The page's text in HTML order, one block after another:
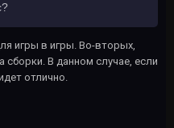
игры в игры. Во-вторых,
сборки. В данном случае, если
отлично.